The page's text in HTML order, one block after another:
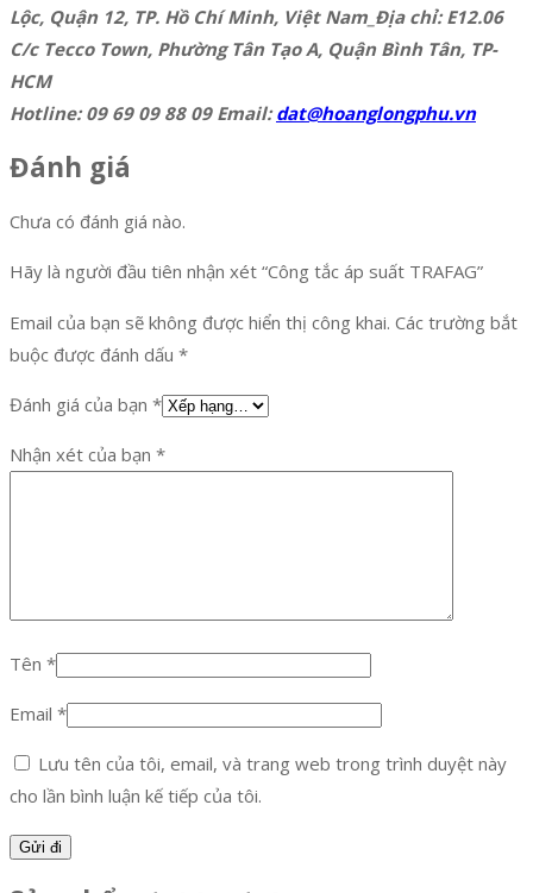
Lộc, Quận 12, TP. Hồ Chí Minh, Việt Nam_Địa chỉ: E12.06
C/c Tecco Town, Phường Tân Tạo A, Quận Bình Tân, TP-
HCM
Hotline: 09 69 09 88 09 Email:dat@hoanglongphu.vn
Đánh giá
Chưa có đánh giá nào.
Hãy là người đầu tiên nhận xét “Công tắc áp suất TRAFAG”
Email của bạn sẽ không được hiển thị công khai. Các trường bắt
buộc được đánh dấu *
Đánh giá của bạn *
Nhận xét của bạn *
Tên *
Email *
Lưu tên của tôi, email, và trang web trong trình duyệt này
cho lần bình luận kế tiếp của tôi.